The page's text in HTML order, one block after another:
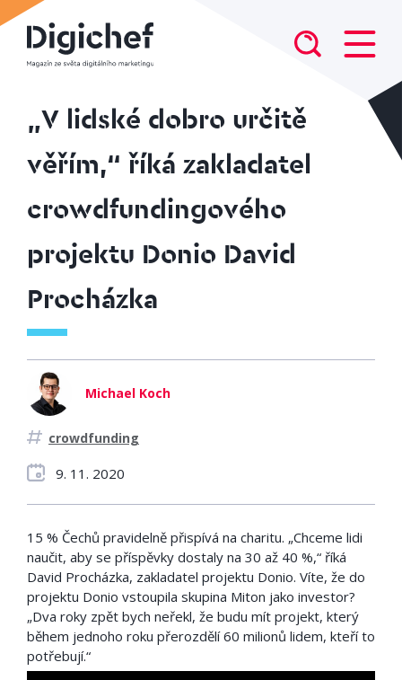
„V lidské dobro určitě
věřím,“ říká zakladatel
crowdfundingového
projektu Donio David
Procházka
Michael Koch
crowdfunding
9. 11. 2020
15 % Čechů pravidelně přispívá na charitu. „Chceme lidi
naučit, aby se příspěvky dostaly na 30 až 40 %,“ říká
David Procházka, zakladatel projektu Donio. Víte, že do
projektu Donio vstoupila skupina Miton jako investor?
„Dva roky zpět bych neřekl, že budu mít projekt, který
během jednoho roku přerozdělí 60 milionů lidem, kteří to
potřebují.“